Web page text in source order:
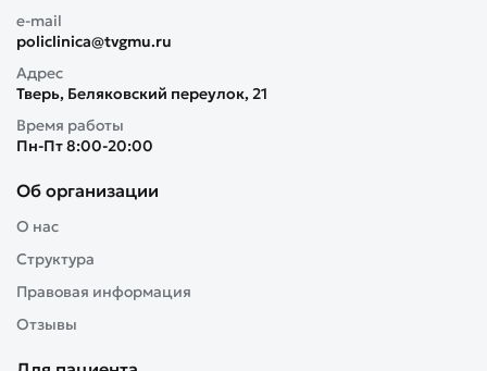
policlinica@tvgmu.ru
e-mail
Тверь, Беляковский переулок, 21
Адрес
Пн-Пт 8:00-20:00
Время работы
Об организации
О нас
Структура
Правовая информация
Отзывы